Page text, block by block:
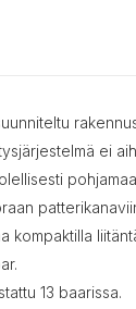
ei
kompaktilla
13 baarissa.